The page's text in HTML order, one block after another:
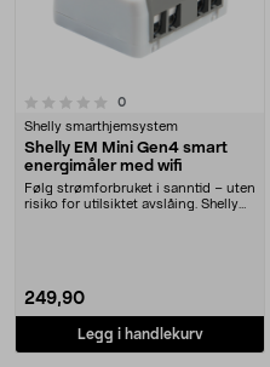
0anmeldelser
Shelly smarthjemsystem
Shelly EM Mini Gen4 smart
energimåler med wifi
Følg strømforbruket i sanntid – uten
risiko for utilsiktet avslåing. Shelly
249,90
Legg i handlekurv
0.0 av 5 stjerner